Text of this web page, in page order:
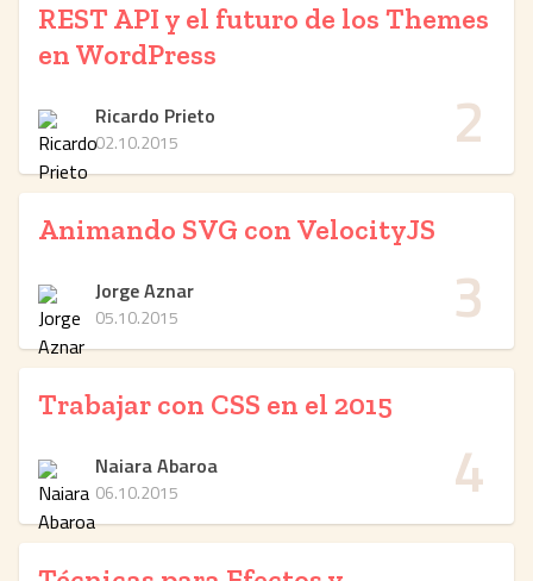
2
REST API y el futuro de los Themes
en WordPress
Ricardo Prieto
02.10.2015
3
Animando SVG con VelocityJS
Jorge Aznar
05.10.2015
4
Trabajar con CSS en el 2015
Naiara Abaroa
06.10.2015